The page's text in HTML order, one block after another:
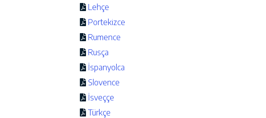
Lehçe
Portekizce
Rumence
Rusça
İspanyolca
Slovence
İsveççe
Türkçe